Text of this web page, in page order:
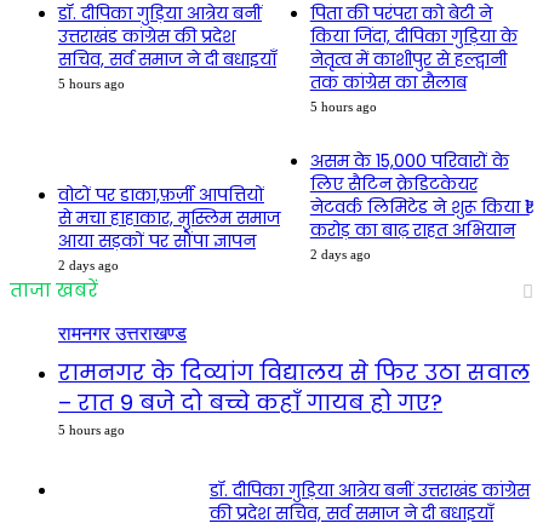
डॉ. दीपिका गुड़िया आत्रेय बनीं
उत्तराखंड कांग्रेस की प्रदेश
सचिव, सर्व समाज ने दी बधाइयाँ
5 hours ago
पिता की परंपरा को बेटी ने
किया जिंदा, दीपिका गुड़िया के
नेतृत्व में काशीपुर से हल्द्वानी
तक कांग्रेस का सैलाब
5 hours ago
वोटों पर डाका,फ़र्ज़ी आपत्तियों
से मचा हाहाकार, मुस्लिम समाज
आया सड़कों पर सौंपा ज्ञापन
2 days ago
असम के 15,000 परिवारों के
लिए सैटिन क्रेडिटकेयर
नेटवर्क लिमिटेड ने शुरू किया ₹1
करोड़ का बाढ़ राहत अभियान
2 days ago
ताजा खबरें
रामनगर उत्तराखण्ड
रामनगर के दिव्यांग विद्यालय से फिर उठा सवाल
– रात 9 बजे दो बच्चे कहाँ गायब हो गए?
5 hours ago
डॉ. दीपिका गुड़िया आत्रेय बनीं उत्तराखंड कांग्रेस
की प्रदेश सचिव, सर्व समाज ने दी बधाइयाँ